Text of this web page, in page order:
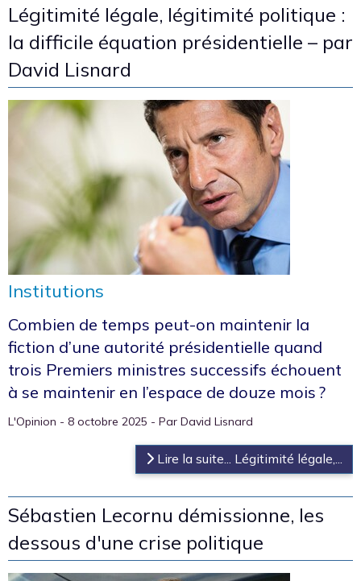
Légitimité légale, légitimité politique :
la difficile équation présidentielle – par
David Lisnard
Institutions
Combien de temps peut-on maintenir la
fiction d’une autorité présidentielle quand
trois Premiers ministres successifs échouent
à se maintenir en l’espace de douze mois ?
L'Opinion - 8 octobre 2025 - Par David Lisnard
Lire la suite... Légitimité légale,...
Sébastien Lecornu démissionne, les
dessous d'une crise politique